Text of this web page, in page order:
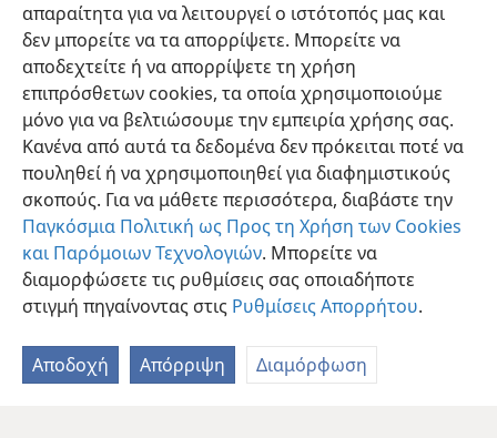
απαραίτητα για να λειτουργεί ο ιστότοπός μας και
δεν μπορείτε να τα απορρίψετε. Μπορείτε να
αποδεχτείτε ή να απορρίψετε τη χρήση
επιπρόσθετων cookies, τα οποία χρησιμοποιούμε
μόνο για να βελτιώσουμε την εμπειρία χρήσης σας.
Κανένα από αυτά τα δεδομένα δεν πρόκειται ποτέ να
πουληθεί ή να χρησιμοποιηθεί για διαφημιστικούς
σκοπούς. Για να μάθετε περισσότερα, διαβάστε την
Παγκόσμια Πολιτική ως Προς τη Χρήση των Cookies
και Παρόμοιων Τεχνολογιών. Μπορείτε να
διαμορφώσετε τις ρυθμίσεις σας οποιαδήποτε
στιγμή πηγαίνοντας στις Ρυθμίσεις Απορρήτου.
Αποδοχή Απόρριψη Διαμόρφωση